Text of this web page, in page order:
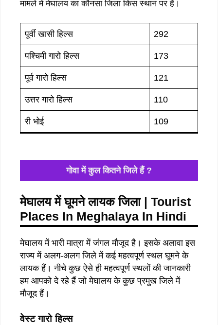
मामले में मेघालय का कौनसा जिला किस स्थान पर है।
पूर्वी खासी हिल्स 292
पश्चिमी गारो हिल्स 173
पूर्व गारो हिल्स 121
उत्तर गारो हिल्स 110
री भोई 109
गोवा में कुल कितने जिले हैं ?
मेघालय में घूमने लायक जिला | Tourist
Places In Meghalaya In Hindi
मेघालय में भारी मात्रा में जंगल मौजूद है। इसके अलावा इस
राज्य में अलग-अलग जिले में कई महत्वपूर्ण स्थल घूमने के
लायक हैं। नीचे कुछ ऐसे ही महत्वपूर्ण स्थलों की जानकारी
हम आपको दे रहे हैं जो मेघालय के कुछ प्रमुख जिले में
मौजूद हैं।
वेस्ट गारो हिल्स